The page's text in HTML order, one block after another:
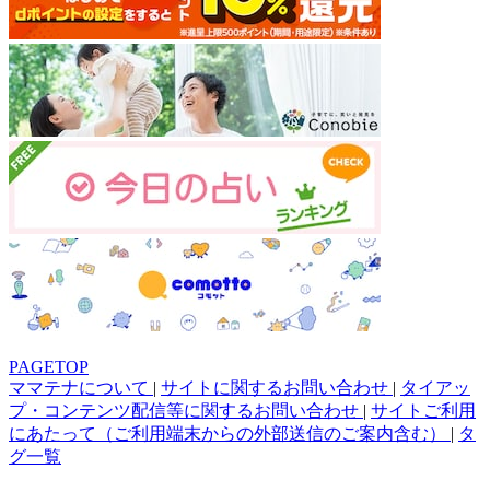
PAGETOP
ママテナについて | サイトに関するお問い合わせ | タイアッ
プ・コンテンツ配信等に関するお問い合わせ | サイトご利用
にあたって（ご利用端末からの外部送信のご案内含む） | タ
グ一覧